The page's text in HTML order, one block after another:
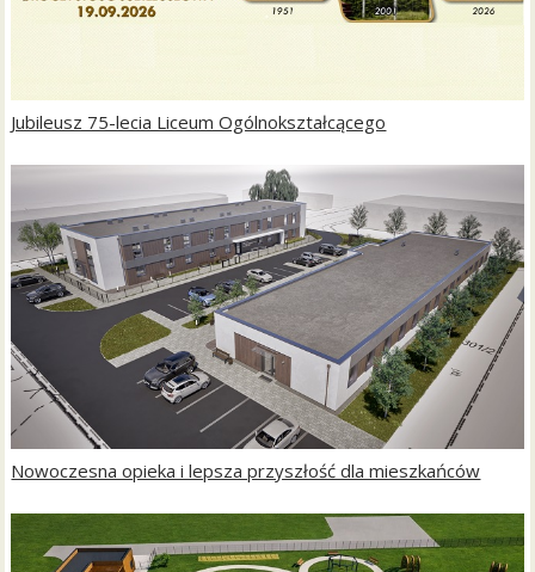
Jubileusz 75-lecia Liceum Ogólnokształcącego
Nowoczesna opieka i lepsza przyszłość dla mieszkańców